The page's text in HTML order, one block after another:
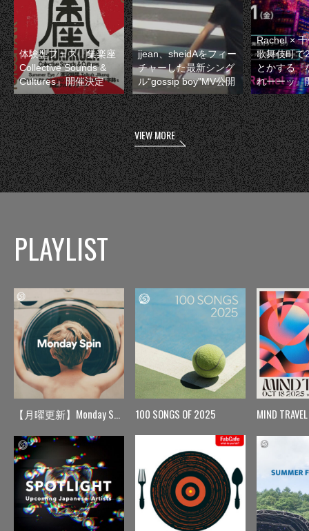
体験型フェス『集楽座
Collective Sounds &
Cultures』開催決定
jjean、sheidAをフィー
チャーした最新シング
ル“gossip boy”MV公開
Rachel ×
歌舞伎町で
とかする『
れーーッ』
VIEW MORE
PLAYLIST
【月曜更新】Monday Spin 100 SONGS OF 2025 MIND TRAVEL